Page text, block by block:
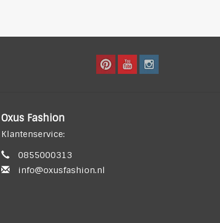
Oxus Fashion
Klantenservice:
0855000313
info@oxusfashion.nl